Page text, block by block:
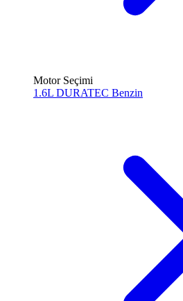
Motor Seçimi
1.6L DURATEC Benzin